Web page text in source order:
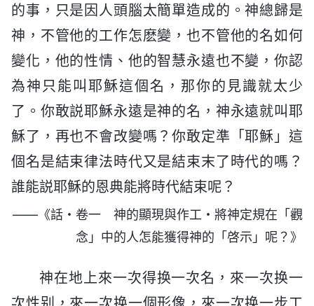
的事，只是因人頭腦太簡單造成的。神總歸是
神，不管他的工作怎麽變，也不管他的名如何
變化，他的性情、他的智慧永遠也不變，你認
為神只能叫耶穌這個名，那你的見識就太少
了。你敢説耶穌永遠是神的名，神永遠就叫耶
穌了，再也不會改變嗎？你敢定準「耶穌」這
個名是結束律法時代又是結束末了時代的嗎？
誰能説耶穌的恩典能將時代結束呢？
——《話・卷一 神的顯現與作工・將神定規在「觀
念」中的人怎能獲得神的「啓示」呢？》
神在地上來一次得换一次名，來一次换一